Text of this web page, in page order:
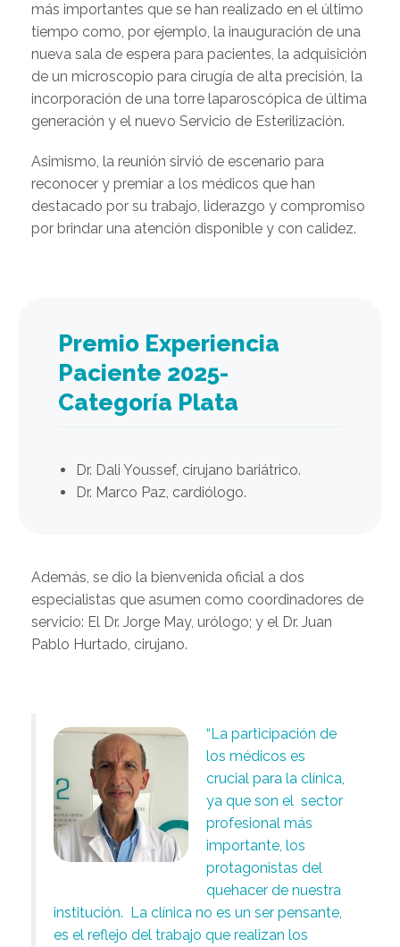
más importantes que se han realizado en el último
tiempo como, por ejemplo, la inauguración de una
nueva sala de espera para pacientes, la adquisición
de un microscopio para cirugía de alta precisión, la
incorporación de una torre laparoscópica de última
generación y el nuevo Servicio de Esterilización.
Asimismo, la reunión sirvió de escenario para
reconocer y premiar a los médicos que han
destacado por su trabajo, liderazgo y compromiso
por brindar una atención disponible y con calidez.
Premio Experiencia
Paciente 2025-
Categoría Plata
Dr. Dali Youssef, cirujano bariátrico.
Dr. Marco Paz, cardiólogo.
Además, se dio la bienvenida oficial a dos
especialistas que asumen como coordinadores de
servicio: El Dr. Jorge May, urólogo; y el Dr. Juan
Pablo Hurtado, cirujano.
“La participación de
los médicos es
crucial para la clínica,
ya que son el sector
profesional más
importante, los
protagonistas del
quehacer de nuestra
institución. La clínica no es un ser pensante,
es el reflejo del trabajo que realizan los